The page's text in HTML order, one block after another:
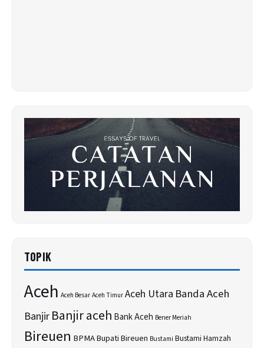
TOPIK
Aceh Aceh BesarAceh TimurAceh Utara Banda Aceh
BanjirBanjir aceh Bank Aceh Bener Meriah
Bireuen BPMABupati Bireuen Bustami Bustami Hamzah